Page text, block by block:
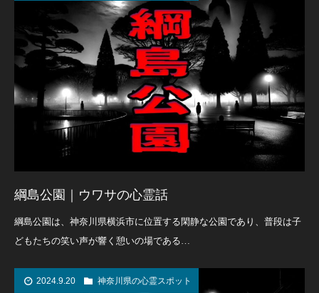
綱島公園｜ウワサの心霊話
綱島公園は、神奈川県横浜市に位置する閑静な公園であり、普段は子
どもたちの笑い声が響く憩いの場である…
2024.9.20 神奈川県の心霊スポット